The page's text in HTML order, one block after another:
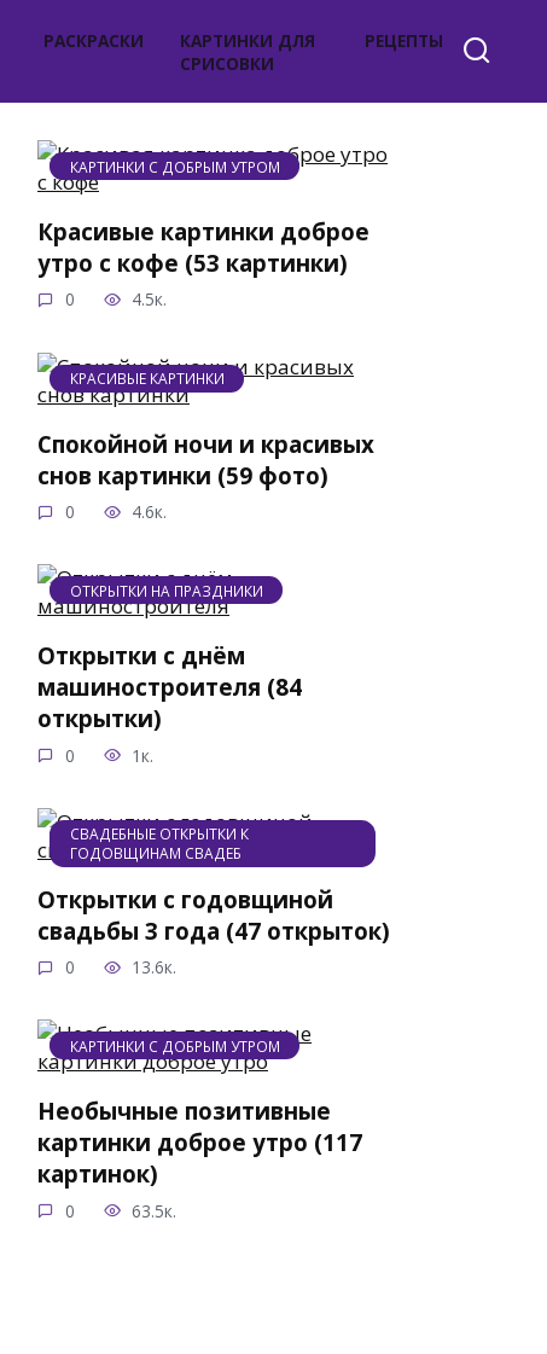
РАСКРАСКИ
КАРТИНКИ ДЛЯ
СРИСОВКИ
РЕЦЕПТЫ
КАРТИНКИ С ДОБРЫМ УТРОМ
Красивые картинки доброе
утро с кофе (53 картинки)
0 4.5к.
КРАСИВЫЕ КАРТИНКИ
Спокойной ночи и красивых
снов картинки (59 фото)
0 4.6к.
ОТКРЫТКИ НА ПРАЗДНИКИ
Открытки с днём
машиностроителя (84
открытки)
0 1к.
СВАДЕБНЫЕ ОТКРЫТКИ К
ГОДОВЩИНАМ СВАДЕБ
Открытки с годовщиной
свадьбы 3 года (47 открыток)
0 13.6к.
КАРТИНКИ С ДОБРЫМ УТРОМ
Необычные позитивные
картинки доброе утро (117
картинок)
0 63.5к.